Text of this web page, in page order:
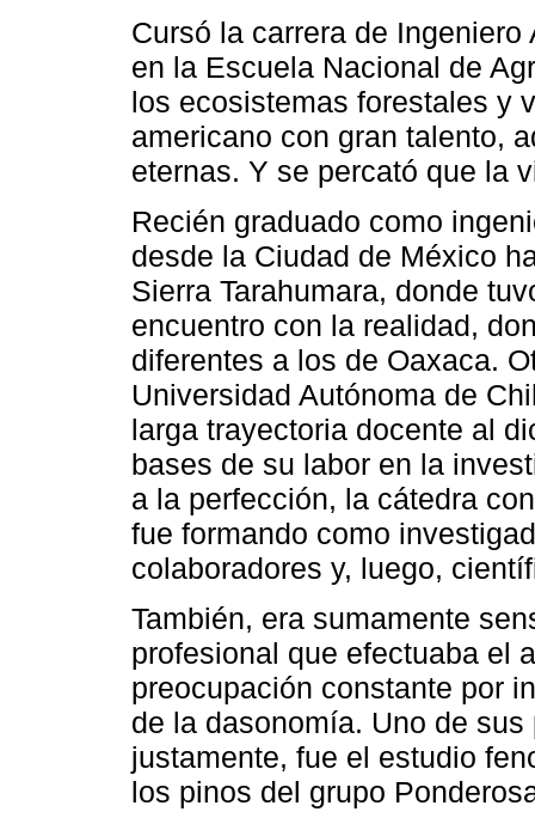
Cursó la carrera de
en la Escuela Nacional de
los ecosistemas forestales y
americano con gran talento,
eternas. Y se percató que la
Recién graduado como
desde la Ciudad de México
Sierra Tarahumara, donde
encuentro con la realidad,
diferentes a los de Oaxaca.
Universidad Autónoma de
larga trayectoria docente al
bases de su labor en la
a la perfección, la cátedra
fue formando como
colaboradores y, luego,
También, era sumamente
profesional que efectuaba el
preocupación constante por
de la dasonomía. Uno de
justamente, fue el estudio
los pinos del grupo